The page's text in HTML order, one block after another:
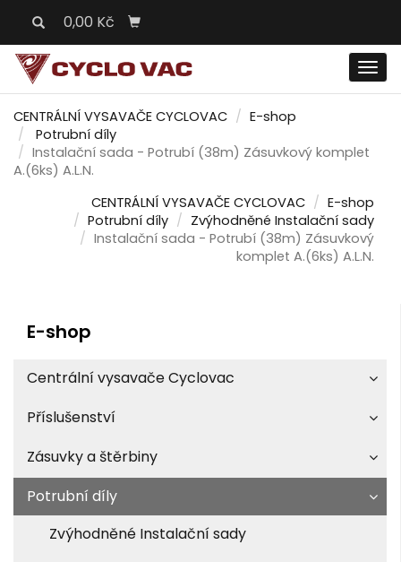
0,00 Kč
CENTRÁLNÍ VYSAVAČE CYCLOVAC
E-shop
Potrubní díly
Instalační sada - Potrubí (38m) Zásuvkový komplet
A.(6ks) A.L.N.
CENTRÁLNÍ VYSAVAČE CYCLOVAC
E-shop
Potrubní díly
Zvýhodněné Instalační sady
Instalační sada - Potrubí (38m) Zásuvkový
komplet A.(6ks) A.L.N.
E-shop
Centrální vysavače Cyclovac
Příslušenství
Zásuvky a štěrbiny
Potrubní díly
Zvýhodněné Instalační sady